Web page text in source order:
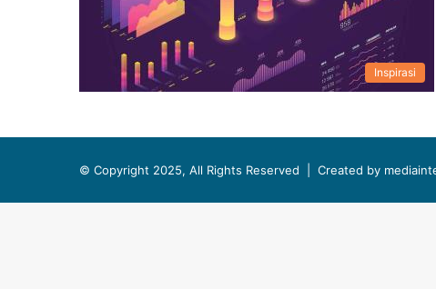
Inspirasi
© Copyright 2025, All Rights Reserved | Created by